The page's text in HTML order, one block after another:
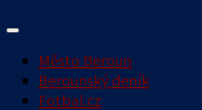
Město Beroun
Berounský deník
Fotbal.cz